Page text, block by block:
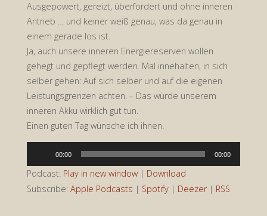
Ausgepowert, gereizt, überfordert und ohne inneren
Antrieb … und keiner weiß genau, was da genau in
einem gerade los ist.
Ja, auch unsere inneren Energiereserven wollen
gehegt und gepflegt werden. Mal innehalten, in sich
selber gehen: Auf sich selber und auf die eigenen
Leistungsgrenzen achten. – Das würde unserem
inneren Akku wirklich gut tun.
Einen guten Tag wünsche ich ihnen.
Player
00:00 00:00
Podcast: Play in new window| Download
Subscribe: Apple Podcasts | Spotify| Deezer| RSS